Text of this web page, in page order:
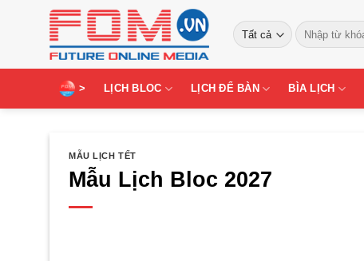
dung
Tìm
kiếm:
> LỊCH BLOC LỊCH ĐỂ BÀN BÌA LỊCH
MẪU LỊCH TẾT
Mẫu Lịch Bloc 2027